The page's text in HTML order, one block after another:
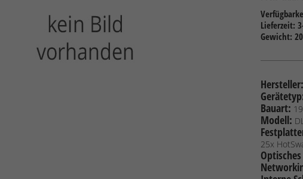
Lieferzeit:
Gewicht:
Hersteller:
Bauart:
Modell:
25x